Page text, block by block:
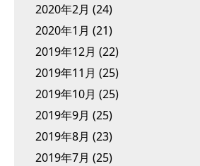
2020年2月 (24)
2020年1月 (21)
2019年12月 (22)
2019年11月 (25)
2019年10月 (25)
2019年9月 (25)
2019年8月 (23)
2019年7月 (25)